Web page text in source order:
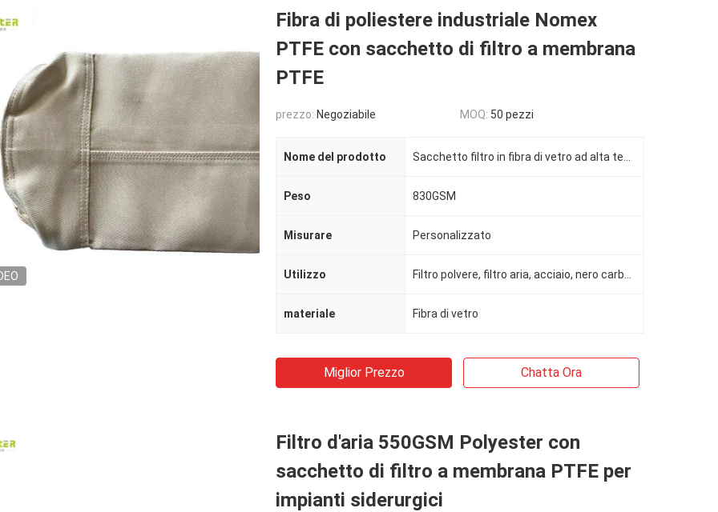
Fibra di poliestere industriale Nomex
PTFE con sacchetto di filtro a membrana
PTFE
prezzo: Negoziabile MOQ: 50 pezzi
Nome del prodotto
Peso 830GSM
Misurare Personalizzato
Utilizzo
materiale Fibra di vetro
Miglior Prezzo Chatta Ora
Filtro d'aria 550GSM Polyester con
sacchetto di filtro a membrana PTFE per
impianti siderurgici